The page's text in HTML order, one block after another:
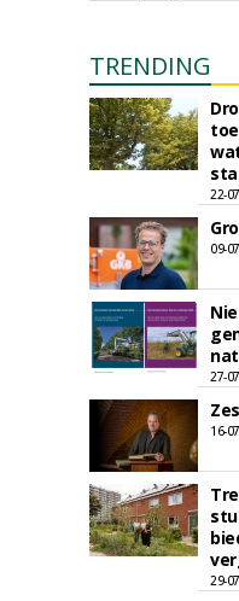
TRENDING
22-
09-
27-
16-
29-